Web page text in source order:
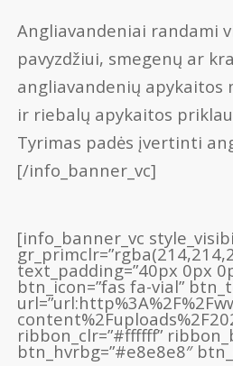
Angliavandeniai randami
pavyzdžiui, smegenų ar
angliavandenių apykaitos
ir riebalų apykaitos
Tyrimas padės įvertinti
[/info_banner_vc]
[info_banner_vc
text_padding=”40px 0px
btn_icon=”fas fa-vial”
ribbon_clr=”#ffffff”
btn_hvrbg=”#e8e8e8″